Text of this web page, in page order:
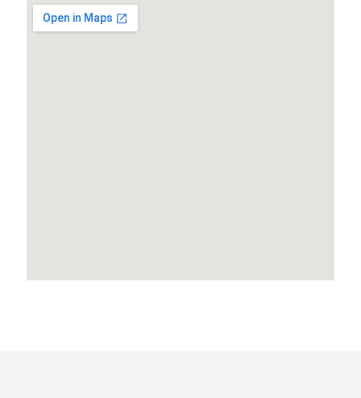
2023